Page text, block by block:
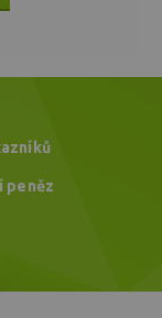
peněz